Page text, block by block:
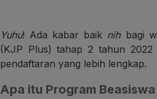
Yuhu! Ada kabar baik nihbagi
(KJP Plus) tahap 2 tahun 2022
pendaftaran yang lebih lengkap.
Apa itu Program Beasiswa